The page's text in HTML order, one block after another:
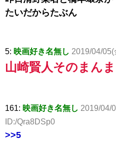
たいだからたぶん
5: 映画好き名無し 2019/04/
山崎賢人そのまん
161: 映画好き名無し 2019/04/
ID:/Qra8DSp0
>>5